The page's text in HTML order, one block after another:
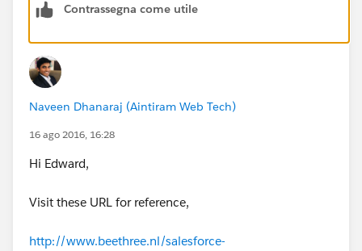
Contrassegna come utile
Naveen Dhanaraj (Aintiram Web Tech)
16 ago 2016, 16:28
Hi Edward,
Visit these URL for reference,
http://www.beethree.nl/salesforce-